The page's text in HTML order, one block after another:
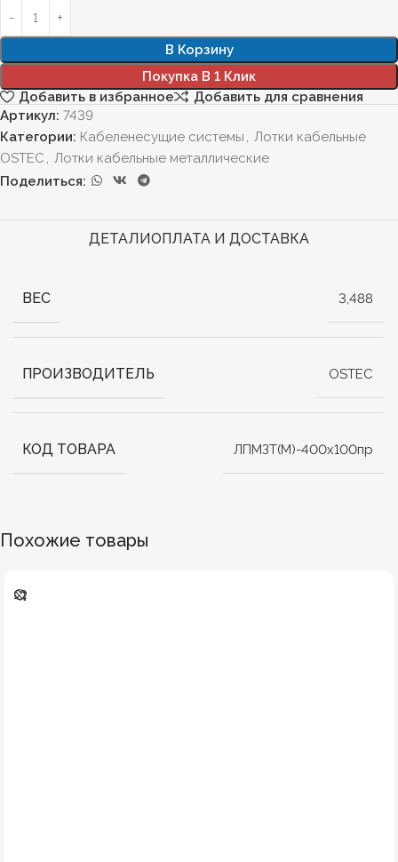
В Корзину
Покупка В 1 Клик
Добавить в избранное
Добавить для сравнения
Артикул: 7439
Категории: Кабеленесущие системы , Лотки кабельные
OSTEC , Лотки кабельные металлические
Поделиться:
ДЕТАЛИОПЛАТА И ДОСТАВКА
ВЕС 3,488
ПРОИЗВОДИТЕЛЬ OSTEC
КОД ТОВАРА ЛПМЗТ(М)-400х100пр
Похожие товары